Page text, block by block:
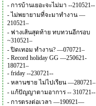
- การบ้านเยอะจะไม่มา --210521--
- ไม่พยายามที่จะมาทำงาน —
210521–
- ฟางเส้นสุดท้าย ทบทวนอีกรอบ
~310521–
-ปิดเทอม ทำงาน? —070721–
- Record holiday GG —250621-
180721–
- friday --230721--
- หลานชาย ไม่ไปเรียน —280721–
- แก้ปัญญาตามอาการ -- 310721--
- การตรงต่อเวลา —190921—